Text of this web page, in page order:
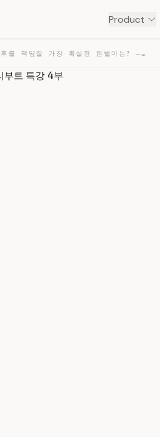
Product
🟣앞으로 30년 노후를 책임질 가장 확실한 돈벌이는? – 플러스 휴먼 리부트 특강 4부 — TRANSCRIPT
부트 특강 4부